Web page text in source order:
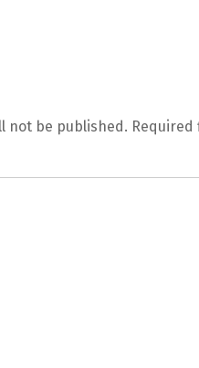
not be published. Required